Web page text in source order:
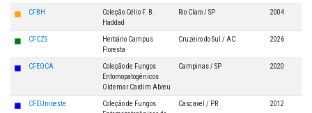
◼ CFBH
Coleção Célio F. B.
Haddad
Rio Claro / SP 2004
◼ CFCZS
Herbário Campus
Floresta
Cruzeiro do Sul / AC 2026
◼ CFEOCA
Coleção de Fungos
Entomopatogênicos
Oldemar Cardim Abreu
Campinas / SP 2020
◼ CFEUnioeste
Coleção de Fungos
Cascavel / PR 2012